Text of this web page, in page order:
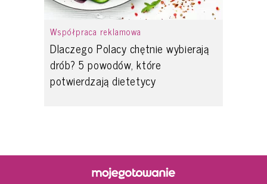
Współpraca reklamowa
Dlaczego Polacy chętnie wybierają
drób? 5 powodów, które
potwierdzają dietetycy